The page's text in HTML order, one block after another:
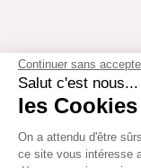
Continuer sans
Salut c'est nous...
les Cookies
On a attendu d'être
ce site vous intéresse